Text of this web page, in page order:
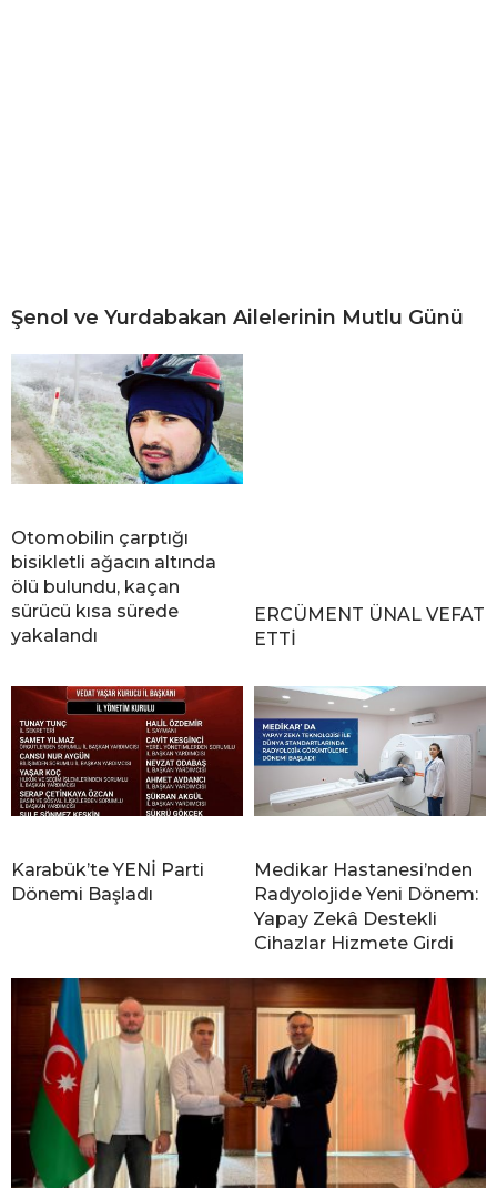
Şenol ve Yurdabakan Ailelerinin Mutlu Günü
Otomobilin çarptığı
bisikletli ağacın altında
ölü bulundu, kaçan
sürücü kısa sürede
yakalandı
ERCÜMENT ÜNAL VEFAT
ETTİ
Karabük’te YENİ Parti
Dönemi Başladı
Medikar Hastanesi’nden
Radyolojide Yeni Dönem:
Yapay Zekâ Destekli
Cihazlar Hizmete Girdi